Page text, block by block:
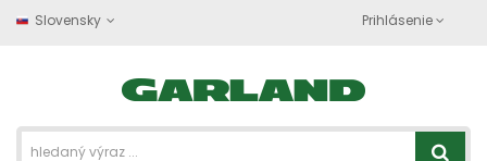
Slovensky Prihlásenie